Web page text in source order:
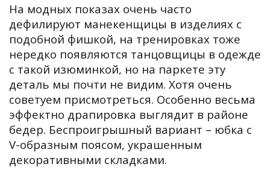
На модных показах очень часто
дефилируют манекенщицы в изделиях с
подобной фишкой, на тренировках тоже
нередко появляются танцовщицы в одежде
с такой изюминкой, но на паркете эту
деталь мы почти не видим. Хотя очень
советуем присмотреться. Особенно весьма
эффектно драпировка выглядит в районе
бедер. Беспроигрышный вариант – юбка с
V-образным поясом, украшенным
декоративными складками.